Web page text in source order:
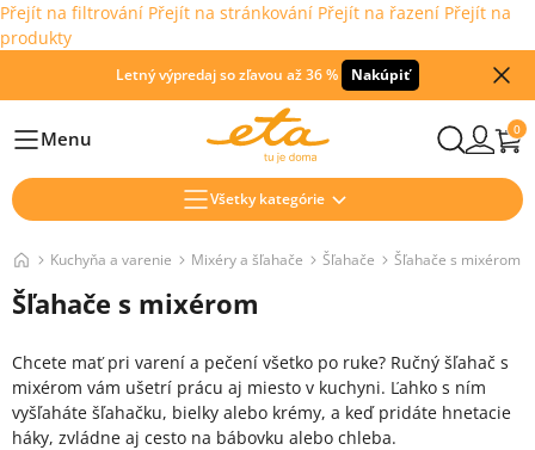
Přejít na filtrování Přejít na stránkování Přejít na řazení Přejít na
produkty
Letný výpredaj so zľavou až 36 % Nakúpiť
HlavníMenu 0
Všetky kategórie
Kuchyňa a varenie Mixéry a šľahače Šľahače Šľahače s mixérom
Šľahače s mixérom
Chcete mať pri varení a pečení všetko po ruke? Ručný šľahač s
mixérom vám ušetrí prácu aj miesto v kuchyni. Ľahko s ním
vyšľaháte šľahačku, bielky alebo krémy, a keď pridáte hnetacie
háky, zvládne aj cesto na bábovku alebo chleba.